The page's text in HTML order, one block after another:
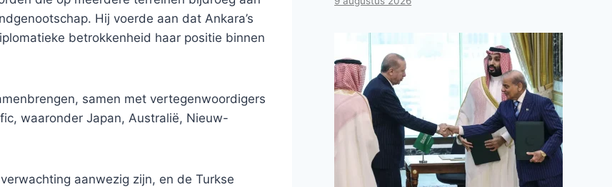
Hij voerde aan dat Ankara’s
betrokkenheid haar positie binnen
samen met vertegenwoordigers
waaronder Japan, Australië, Nieuw-
aanwezig zijn, en de Turkse